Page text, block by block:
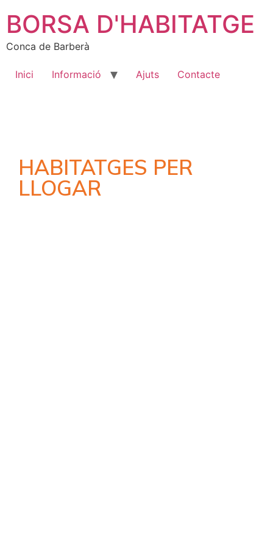
BORSA D'HABITATGE
Conca de Barberà
Inici Informació Ajuts Contacte
HABITATGES PER
LLOGAR